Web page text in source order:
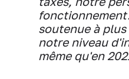
soutenue à
notre niveau
même qu'en